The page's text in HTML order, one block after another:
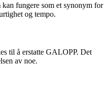
fungere som et synonym for
og tempo.
til å erstatte GALOPP. Det
av noe.